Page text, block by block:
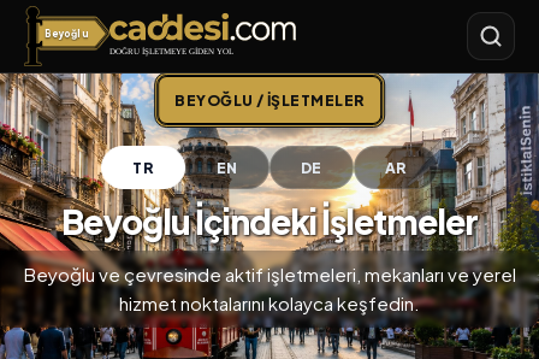
Beyoğlu
Caddesi.com
BEYOĞLU / İŞLETMELER
TR EN DE AR
Beyoğlu İçindeki İşletmeler
Beyoğlu ve çevresinde aktif işletmeleri, mekanları ve yerel
hizmet noktalarını kolayca keşfedin.